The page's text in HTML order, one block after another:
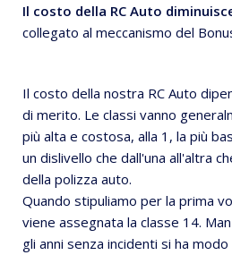
Il costo della RC Auto
collegato al meccanismo del
Il costo della nostra RC Auto
di merito. Le classi vanno
più alta e costosa, alla 1, la più
un dislivello che dall'una all'altra
della polizza auto.
Quando stipuliamo per la prima
viene assegnata la classe 14.
gli anni senza incidenti si ha